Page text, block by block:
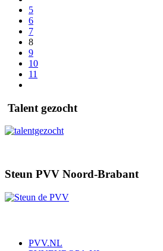
5
6
7
8
9
10
11
Talent gezocht
Steun PVV Noord-Brabant
PVV.NL